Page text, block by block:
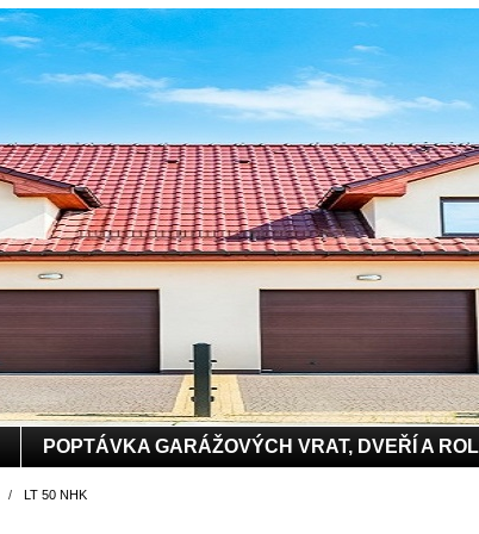
POPTÁVKA GARÁŽOVÝCH VRAT, DVEŘÍ A
/ LT 50 NHK